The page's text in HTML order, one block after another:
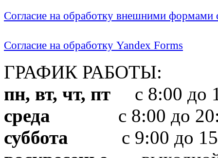
Согласие на обработку внешними формами
Согласие на обработку Yandex Forms
ГРАФИК РАБОТЫ:
пн, вт, чт, пт с 8:00 до
среда с 8:00 до
суббота с 9:00 до